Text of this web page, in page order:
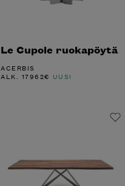
Le Cupole ruokapöytä
ACERBIS
ALK. 17962€ UUSI